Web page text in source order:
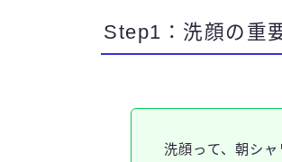
Step1：洗顔の重
洗顔って、朝シ